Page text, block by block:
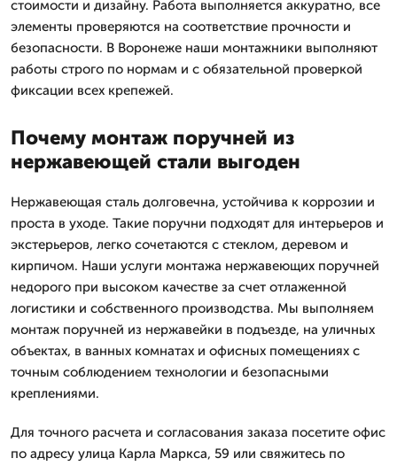
стоимости и дизайну. Работа выполняется аккуратно, все
элементы проверяются на соответствие прочности и
безопасности. В Воронеже наши монтажники выполняют
работы строго по нормам и с обязательной проверкой
фиксации всех крепежей.
Почему монтаж поручней из
нержавеющей стали выгоден
Нержавеющая сталь долговечна, устойчива к коррозии и
проста в уходе. Такие поручни подходят для интерьеров и
экстерьеров, легко сочетаются с стеклом, деревом и
кирпичом. Наши услуги монтажа нержавеющих поручней
недорого при высоком качестве за счет отлаженной
логистики и собственного производства. Мы выполняем
монтаж поручней из нержавейки в подъезде, на уличных
объектах, в ванных комнатах и офисных помещениях с
точным соблюдением технологии и безопасными
креплениями.
Для точного расчета и согласования заказа посетите офис
по адресу улица Карла Маркса, 59 или свяжитесь по